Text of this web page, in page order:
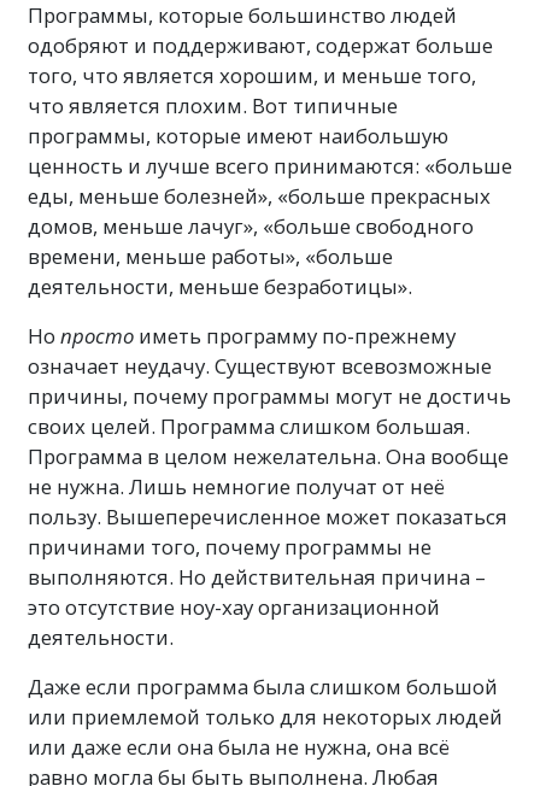
Программы, которые большинство людей
одобряют и поддерживают, содержат больше
того, что является хорошим, и меньше того,
что является плохим. Вот типичные
программы, которые имеют наибольшую
ценность и лучше всего принимаются: «больше
еды, меньше болезней», «больше прекрасных
домов, меньше лачуг», «больше свободного
времени, меньше работы», «больше
деятельности, меньше безработицы».
Но просто иметь программу по-прежнему
означает неудачу. Существуют всевозможные
причины, почему программы могут не достичь
своих целей. Программа слишком большая.
Программа в целом нежелательна. Она вообще
не нужна. Лишь немногие получат от неё
пользу. Вышеперечисленное может показаться
причинами того, почему программы не
выполняются. Но действительная причина –
это отсутствие ноу-хау организационной
деятельности.
Даже если программа была слишком большой
или приемлемой только для некоторых людей
или даже если она была не нужна, она всё
равно могла бы быть выполнена. Любая